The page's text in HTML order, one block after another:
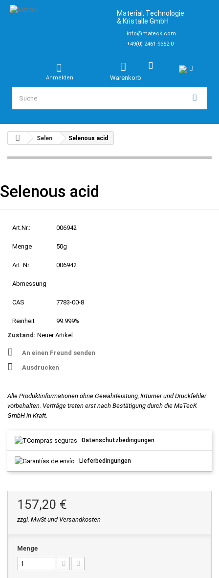
Material, Technologie
& Kristalle GmbH
info@mateck.com
+49(0) 2461-9352-0
Warenkorb
Anmelden
Selen Selenous acid
Selenous acid
Art.Nr.: 006942
Menge 50g
Art. Nr. 006942
Abmessung
CAS 7783-00-8
Reinheit
99.999%
Zustand: Neuer Artikel
An einen Freund senden
Ausdrucken
Alle Produktinformationen ohne Gewährleistung, Irrtümer und Druckfehler
vorbehalten. Verträge treten erst nach Bestätigung durch die MaTecK
GmbH in Kraft.
Datenschutzbedingungen
Lieferbedingungen
157,20 €
zzgl. MwSt und Versandkosten
Menge